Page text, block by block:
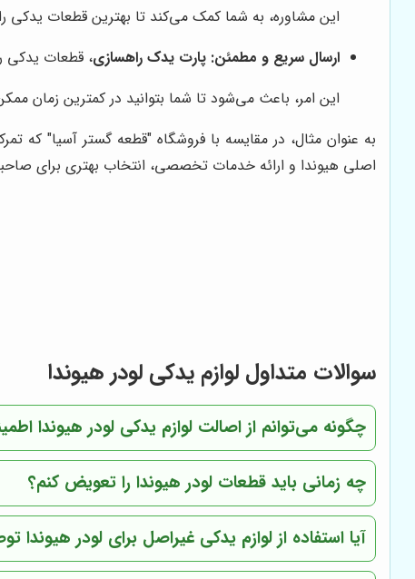
این مشاوره، به شما کمک می‌کند تا بهترین قطعات یدکی
ارسال سریع و مطمئن: پارت یدک راهسازی، قطعات یدکی
این امر، باعث می‌شود تا شما بتوانید در کمترین زمان
به عنوان مثال، در مقایسه با فروشگاه "قطعه گستر آسیا"
اصلی هیوندا و ارائه خدمات تخصصی، انتخاب بهتری برای
سوالات متداول لوازم یدکی لودر هیوندا
چگونه می‌توانم از اصالت لوازم یدکی لودر هیوندا
چه زمانی باید قطعات لودر هیوندا را تعویض کنم؟
آیا استفاده از لوازم یدکی غیراصل برای لودر